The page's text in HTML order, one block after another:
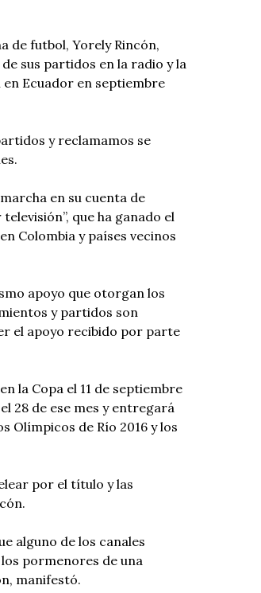
de futbol, Yorely Rincón,
sus partidos en la radio y la
Ecuador en septiembre
y reclamamos se
en su cuenta de
que ha ganado el
Colombia y países vecinos
apoyo que otorgan los
y partidos son
el apoyo recibido por parte
la Copa el 11 de septiembre
28 de ese mes y entregará
Olímpicos de Río 2016 y los
por el título y las
alguno de los canales
pormenores de una
manifestó.